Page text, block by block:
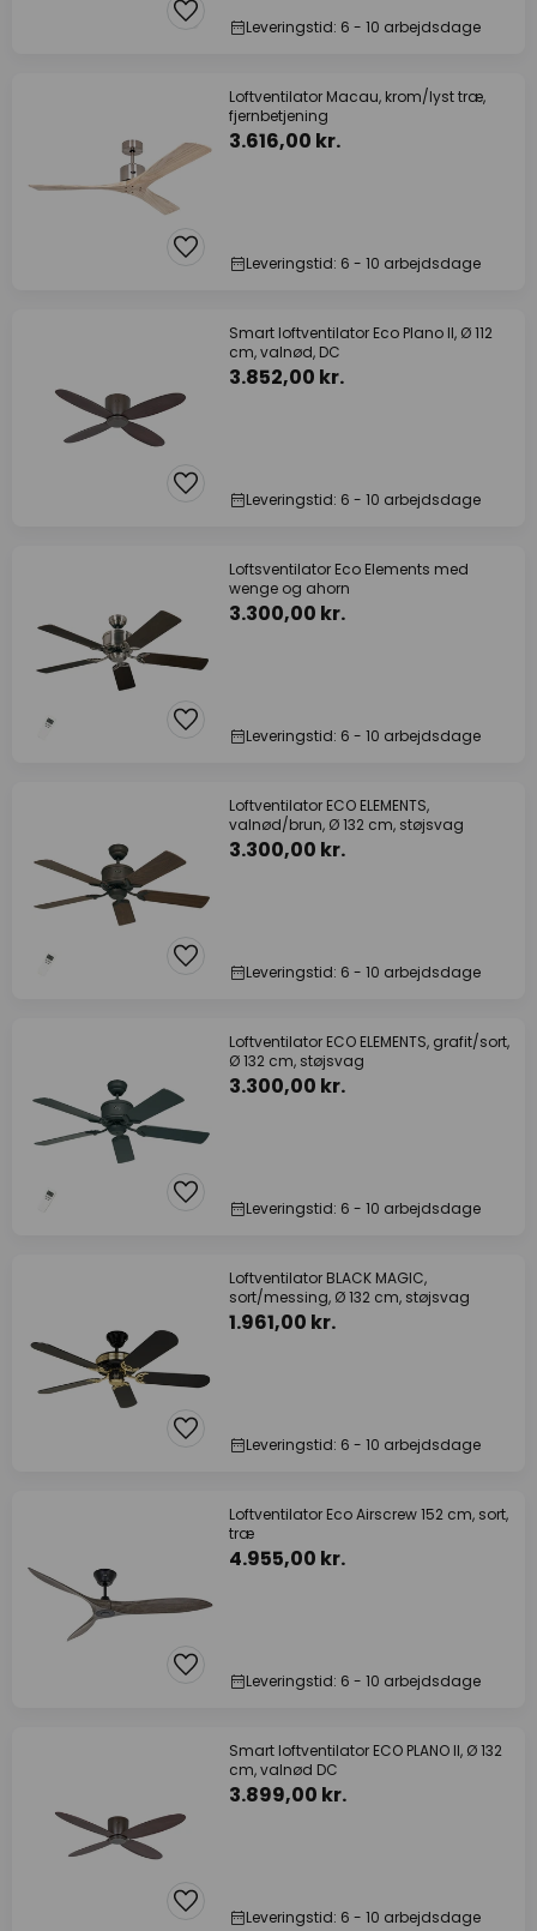
Leveringstid: 6 - 10 arbejdsdage
Loftventilator Macau, krom/lyst træ,
fjernbetjening
3.616,00 kr.
Leveringstid: 6 - 10 arbejdsdage
Smart loftventilator Eco Plano II, Ø 112
cm, valnød, DC
3.852,00 kr.
Leveringstid: 6 - 10 arbejdsdage
Loftsventilator Eco Elements med
wenge og ahorn
3.300,00 kr.
Leveringstid: 6 - 10 arbejdsdage
Loftventilator ECO ELEMENTS,
valnød/brun, Ø 132 cm, støjsvag
3.300,00 kr.
Leveringstid: 6 - 10 arbejdsdage
Loftventilator ECO ELEMENTS, grafit/sort,
Ø 132 cm, støjsvag
3.300,00 kr.
Leveringstid: 6 - 10 arbejdsdage
Loftventilator BLACK MAGIC,
sort/messing, Ø 132 cm, støjsvag
1.961,00 kr.
Leveringstid: 6 - 10 arbejdsdage
Loftventilator Eco Airscrew 152 cm, sort,
træ
4.955,00 kr.
Leveringstid: 6 - 10 arbejdsdage
Smart loftventilator ECO PLANO II, Ø 132
cm, valnød DC
3.899,00 kr.
Leveringstid: 6 - 10 arbejdsdage